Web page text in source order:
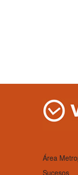
Área
Sucesos